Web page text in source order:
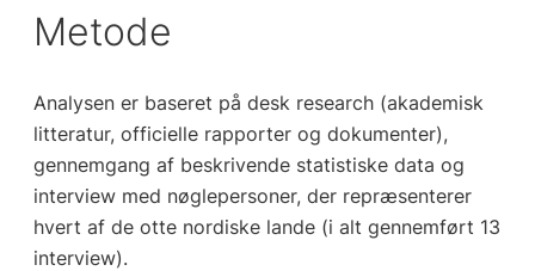
Metode
Analysen er baseret på desk research (akademisk
litteratur, officielle rapporter og dokumenter),
gennemgang af beskrivende statistiske data og
interview med nøglepersoner, der repræsenterer
hvert af de otte nordiske lande (i alt gennemført 13
interview).